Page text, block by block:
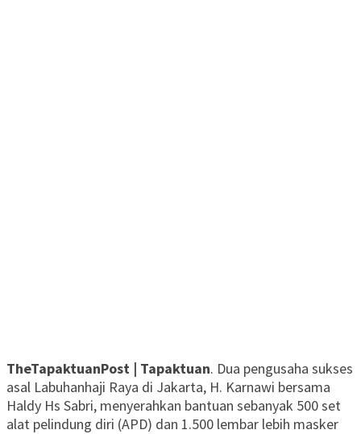
TheTapaktuanPost | Tapaktuan. Dua pengusaha sukses
asal Labuhanhaji Raya di Jakarta, H. Karnawi bersama
Haldy Hs Sabri, menyerahkan bantuan sebanyak 500 set
alat pelindung diri (APD) dan 1.500 lembar lebih masker